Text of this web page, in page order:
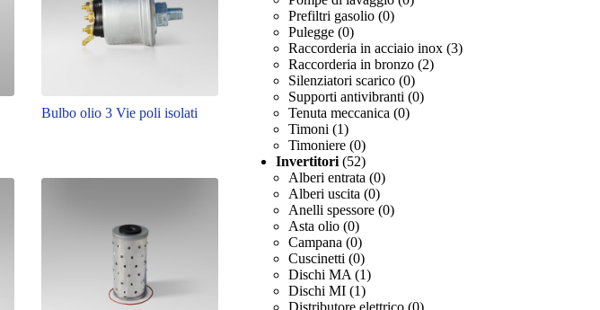
Bulbo olio 3 Vie poli isolati
Prefiltri gasolio (0)
Pulegge (0)
Raccorderia in acciaio inox (3)
Raccorderia in bronzo (2)
Silenziatori scarico (0)
Supporti antivibranti (0)
Tenuta meccanica (0)
Timoni (1)
Timoniere (0)
Invertitori (52)
Alberi entrata (0)
Alberi uscita (0)
Anelli spessore (0)
Asta olio (0)
Campana (0)
Cuscinetti (0)
Dischi MA (1)
Dischi MI (1)
Distributore elettrico (0)